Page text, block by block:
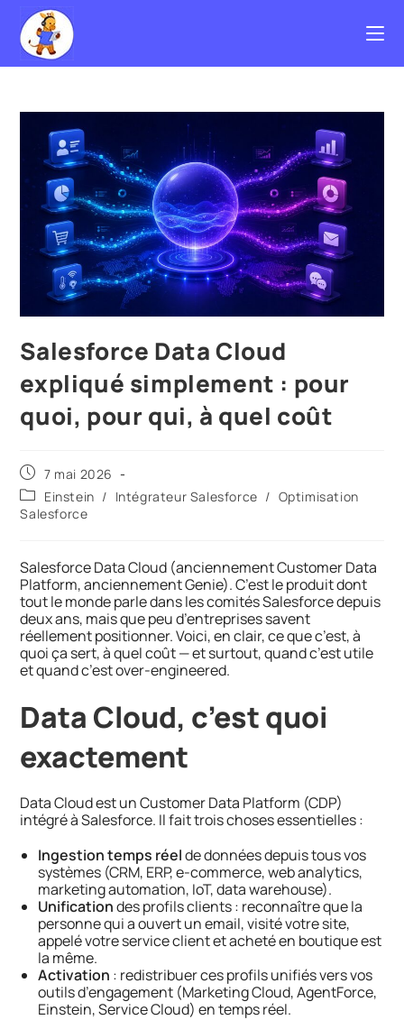
Salesforce Data Cloud
expliqué simplement : pour
quoi, pour qui, à quel coût
7 mai 2026
Einstein / Intégrateur Salesforce / Optimisation
Salesforce
Salesforce Data Cloud (anciennement Customer Data
Platform, anciennement Genie). C’est le produit dont
tout le monde parle dans les comités Salesforce depuis
deux ans, mais que peu d’entreprises savent
réellement positionner. Voici, en clair, ce que c’est, à
quoi ça sert, à quel coût — et surtout, quand c’est utile
et quand c’est over-engineered.
Data Cloud, c’est quoi
exactement
Data Cloud est un Customer Data Platform (CDP)
intégré à Salesforce. Il fait trois choses essentielles :
Ingestion temps réelde données depuis tous vos
systèmes (CRM, ERP, e-commerce, web analytics,
marketing automation, IoT, data warehouse).
Unificationdes profils clients : reconnaître que la
personne qui a ouvert un email, visité votre site,
appelé votre service client et acheté en boutique est
la même.
Activation : redistribuer ces profils unifiés vers vos
outils d’engagement (Marketing Cloud, AgentForce,
Einstein, Service Cloud) en temps réel.